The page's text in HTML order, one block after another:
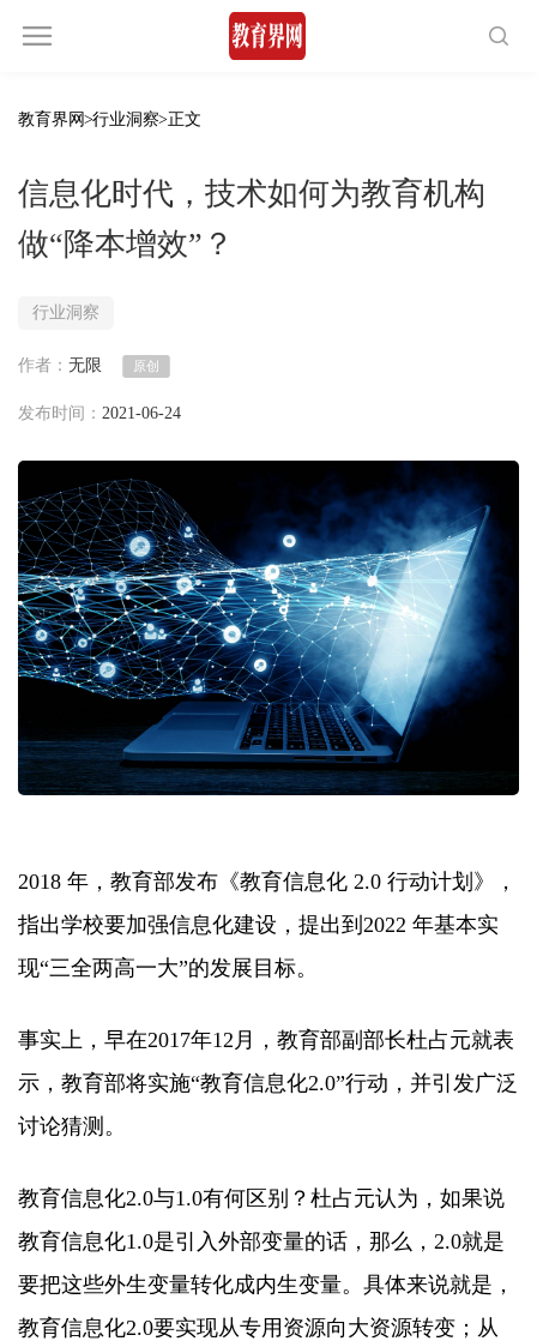
教育界网>行业洞察>正文
信息化时代，技术如何为教育机构
做“降本增效”？
行业洞察
作者： 无限 原创
发布时间： 2021-06-24
2018 年，教育部发布《教育信息化 2.0 行动计划》，
指出学校要加强信息化建设，提出到2022 年基本实
现“三全两高一大”的发展目标。
事实上，早在2017年12月，教育部副部长杜占元就表
示，教育部将实施“教育信息化2.0”行动，并引发广泛
讨论猜测。
教育信息化2.0与1.0有何区别？杜占元认为，如果说
教育信息化1.0是引入外部变量的话，那么，2.0就是
要把这些外生变量转化成内生变量。具体来说就是，
教育信息化2.0要实现从专用资源向大资源转变；从